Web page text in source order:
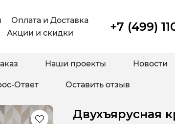
Оплата и Доставка
Акции и скидки +7 (499)
Наши проекты Новости
Ответ Оставить отзыв
Двухъярусная